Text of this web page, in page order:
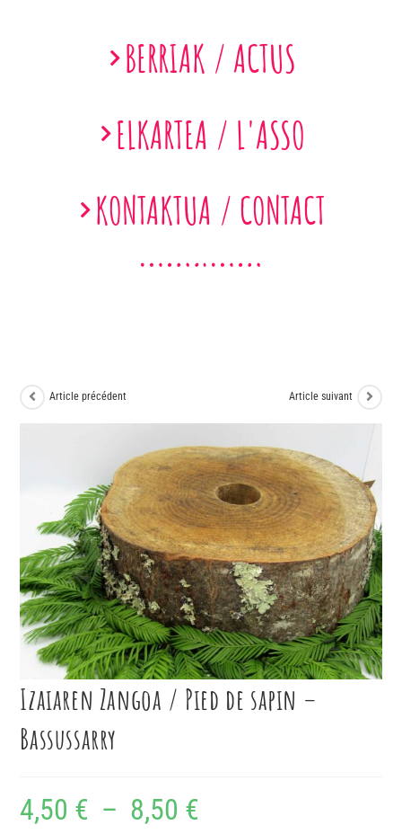
BERRIAK / ACTUS
ELKARTEA / L'ASSO
KONTAKTUA / CONTACT
Article précédent Article suivant
Izaiaren Zangoa / Pied de sapin –
Bassussarry
4,50 € – 8,50 €